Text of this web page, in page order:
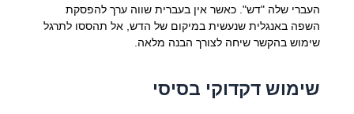
העברי שלה "דש". כאשר אין בעברית שווה ערך להפסקת
השפה באנגלית שנעשית במיקום של הדש, אל תהססו לתרגל
שימוש בהקשר שיחה לצורך הבנה מלאה.
שימוש דקדוקי בסיסי